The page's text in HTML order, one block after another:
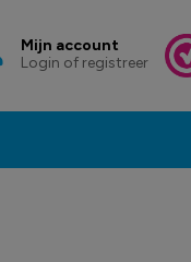
Mijn account
Login of registreer